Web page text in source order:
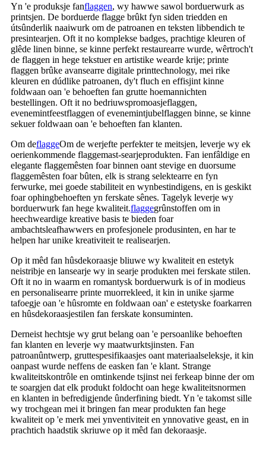
Yn 'e produksje fanflaggen, wy hawwe sawol borduerwurk as
printsjen. De borduerde flagge brûkt fyn siden triedden en
útsûnderlik naaiwurk om de patroanen en teksten libbendich te
presintearjen. Oft it no komplekse badges, prachtige kleuren of
glêde linen binne, se kinne perfekt restaurearre wurde, wêrtroch't
de flaggen in hege tekstuer en artistike wearde krije; printe
flaggen brûke avansearre digitale printtechnology, mei rike
kleuren en dúdlike patroanen, dy't fluch en effisjint kinne
foldwaan oan 'e behoeften fan grutte hoemannichten
bestellingen. Oft it no bedriuwspromoasjeflaggen,
evenemintfeestflaggen of evenemintjubelflaggen binne, se kinne
sekuer foldwaan oan 'e behoeften fan klanten.
Om deflaggeOm de werjefte perfekter te meitsjen, leverje wy ek
oerienkommende flaggemast-searjeprodukten. Fan ienfâldige en
elegante flaggemêsten foar binnen oant stevige en duorsume
flaggemêsten foar bûten, elk is strang selektearre en fyn
ferwurke, mei goede stabiliteit en wynbestindigens, en is geskikt
foar ophingbehoeften yn ferskate sênes. Tagelyk leverje wy
borduerwurk fan hege kwaliteit.flaggegrûnstoffen om in
heechweardige kreative basis te bieden foar
ambachtsleafhawwers en profesjonele produsinten, en har te
helpen har unike kreativiteit te realisearjen.
Op it mêd fan hûsdekoraasje bliuwe wy kwaliteit en estetyk
neistribje en lansearje wy in searje produkten mei ferskate stilen.
Oft it no in waarm en romantysk borduerwurk is of in modieus
en personalisearre printe muorrekleed, it kin in unike sjarme
tafoegje oan 'e hûsromte en foldwaan oan' e estetyske foarkarren
en hûsdekoraasjestilen fan ferskate konsuminten.
Derneist hechtsje wy grut belang oan 'e persoanlike behoeften
fan klanten en leverje wy maatwurktsjinsten. Fan
patroanûntwerp, gruttespesifikaasjes oant materiaalseleksje, it kin
oanpast wurde neffens de easken fan 'e klant. Strange
kwaliteitskontrôle en omtinkende tsjinst nei ferkeap binne der om
te soargjen dat elk produkt foldocht oan hege kwaliteitsnormen
en klanten in befredigjende ûnderfining biedt. Yn 'e takomst sille
wy trochgean mei it bringen fan mear produkten fan hege
kwaliteit op 'e merk mei ynventiviteit en ynnovative geast, en in
prachtich haadstik skriuwe op it mêd fan dekoraasje.